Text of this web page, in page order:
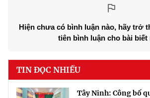
Hiện chưa có bình luận nào, hãy trở
tiên bình luận cho bài biết
TIN ĐỌC NHIỀU
Tây Ninh: Công bố